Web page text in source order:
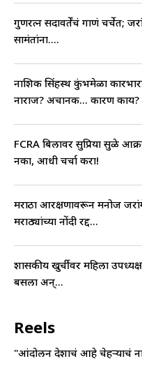
गुणरत्न सदावर्तेंचं गाणं चर्चेत;
सामंतांना....
नाशिक सिंहस्थ कुंभमेळा
नाराज? अचानक... कारण काय?
FCRA बिलावर सुप्रिया सुळे
नका, आधी चर्चा करा!
मराठा आरक्षणावरून मनोज
मराठ्यांच्या नोंदी रद्द...
शासकीय खुर्चीवर महिला
बसला अन्...
Reels
"आंदोलन देशाचं आहे चेहऱ्याचं